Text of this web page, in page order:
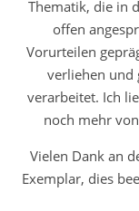
Thematik, die in
offen
Vorurteilen
verliehen und
verarbeitet. Ich
noch mehr
Vielen Dank an
Exemplar, dies